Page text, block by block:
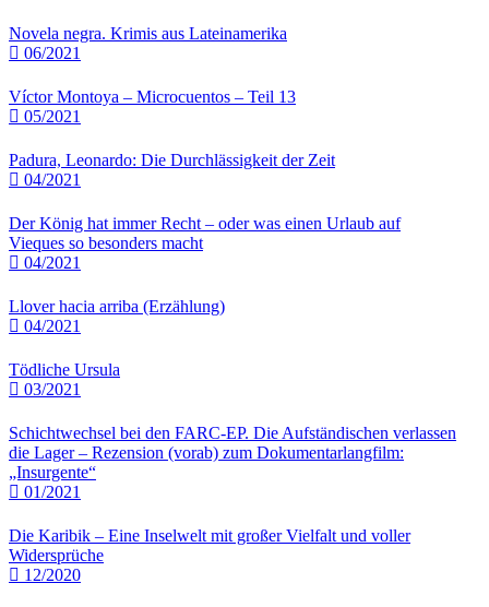
Novela negra. Krimis aus Lateinamerika
06/2021
Víctor Montoya – Microcuentos – Teil 13
05/2021
Padura, Leonardo: Die Durchlässigkeit der Zeit
04/2021
Der König hat immer Recht – oder was einen Urlaub auf
Vieques so besonders macht
04/2021
Llover hacia arriba (Erzählung)
04/2021
Tödliche Ursula
03/2021
Schichtwechsel bei den FARC-EP. Die Aufständischen verlassen
die Lager – Rezension (vorab) zum Dokumentarlangfilm:
„Insurgente“
01/2021
Die Karibik – Eine Inselwelt mit großer Vielfalt und voller
Widersprüche
12/2020